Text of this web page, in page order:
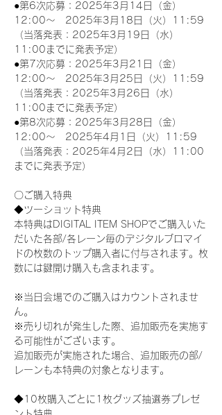
●第6次応募：2025年3月14日（金）
12:00～　2025年3月18日（火）11:59
（当落発表：2025年3月19日（水）
11:00までに発表予定）
●第7次応募：2025年3月21日（金）
12:00～　2025年3月25日（火）11:59
（当落発表：2025年3月26日（水）
11:00までに発表予定）
●第8次応募：2025年3月28日（金）
12:00～　2025年4月1日（火）11:59
（当落発表：2025年4月2日（水）11:00
までに発表予定）
〇ご購入特典
◆ツーショット特典
本特典はDIGITAL ITEM SHOPでご購入いた
だいた各部/各レーン毎のデジタルブロマイ
ドの枚数のトップ購入者に付与されます。枚
数には鍵開け購入も含まれます。
※当日会場でのご購入はカウントされませ
ん。
※売り切れが発生した際、追加販売を実施す
る可能性がございます。
追加販売が実施された場合、追加販売の部/
レーンも本特典の対象となります。
◆10枚購入ごとに1枚グッズ抽選券プレゼ